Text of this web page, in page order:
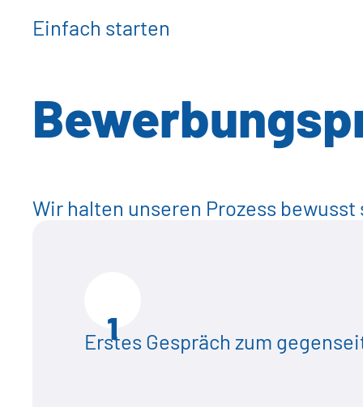
Einfach starten
Wir halten unseren Prozess
1
Erstes Gespräch zum